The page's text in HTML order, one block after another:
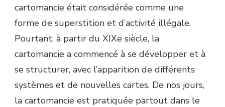
cartomancie était considérée comme une
forme de superstition et d’activité illégale.
Pourtant, à partir du XIXe siècle, la
cartomancie a commencé à se développer et à
se structurer, avec l’apparition de différents
systèmes et de nouvelles cartes. De nos jours,
la cartomancie est pratiquée partout dans le